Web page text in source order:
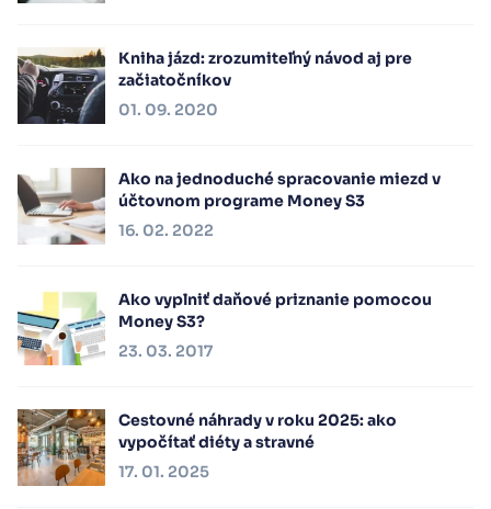
Kniha jázd: zrozumiteľný návod aj pre
začiatočníkov
01. 09. 2020
Ako na jednoduché spracovanie miezd v
účtovnom programe Money S3
16. 02. 2022
Ako vyplniť daňové priznanie pomocou
Money S3?
23. 03. 2017
Cestovné náhrady v roku 2025: ako
vypočítať diéty a stravné
17. 01. 2025